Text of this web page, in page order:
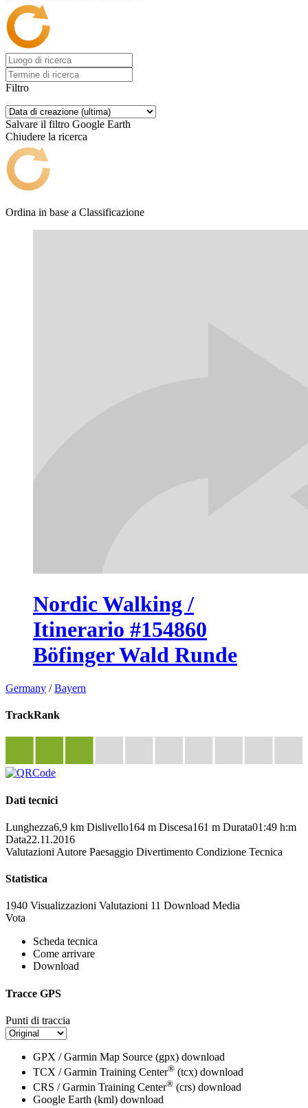
Filtro
Salvare il filtro Google Earth
Chiudere la ricerca
Ordina in base a Classificazione
Nordic Walking /
Itinerario #154860
Böfinger Wald Runde
Germany /Bayern
TrackRank
Dati tecnici
Lunghezza6,9 km Dislivello164 m Discesa161 m Durata01:49 h:m
Data22.11.2016
Valutazioni Autore Paesaggio Divertimento Condizione Tecnica
Statistica
1940 Visualizzazioni Valutazioni 11 Download Media
Vota
Scheda tecnica
Come arrivare
Download
Tracce GPS
Punti di traccia
GPX / Garmin Map Source (gpx) download
TCX / Garmin Training Center® (tcx) download
CRS / Garmin Training Center® (crs) download
Google Earth (kml) download